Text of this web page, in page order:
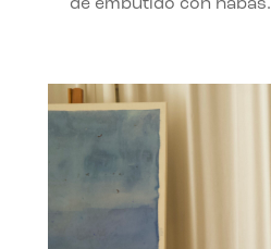
de embutido con habas.